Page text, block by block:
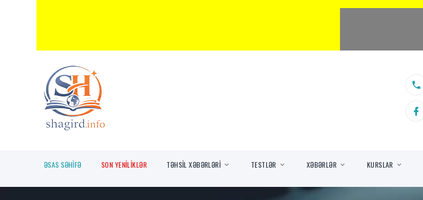
ƏSAS SƏHİFƏ SON YENİLİKLƏR TƏHSİL XƏBƏRLƏRİ TESTLƏR XƏBƏRLƏR KURSLAR